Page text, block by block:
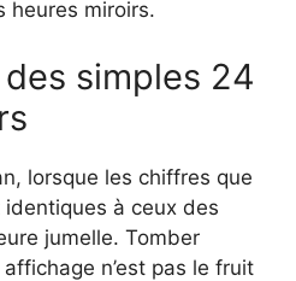
heures miroirs.
simples 24
lorsque les chiffres que
identiques à ceux des
jumelle. Tomber
n’est pas le fruit